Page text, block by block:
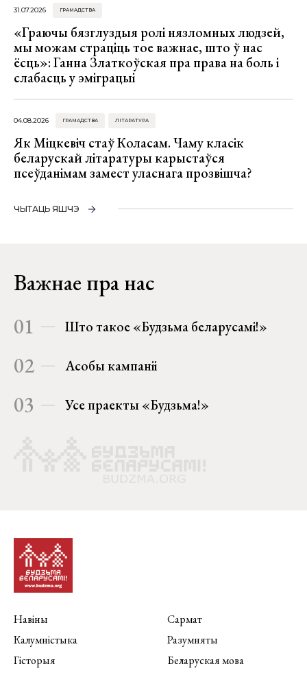
31.07.2026 ГРАМАДСТВА
«Граючы бязглуздыя ролі нязломных людзей,
мы можам страціць тое важнае, што ў нас
ёсць»: Ганна Златкоўская пра права на боль і
слабасць у эміграцыі
04.08.2026 ГРАМАДСТВА ЛІТАРАТУРА
Як Міцкевіч стаў Коласам. Чаму класік
беларускай літаратуры карыстаўся
псеўданімам замест уласнага прозвішча?
ЧЫТАЦЬ ЯШЧЭ
Важнае пра нас
01 Што такое «Будзьма беларусамі!»
02 Асобы кампаніі
03 Усе праекты «Будзьма!»
Навіны
Калумністыка
Гісторыя
Сармат
Разумняты
Беларуская мова